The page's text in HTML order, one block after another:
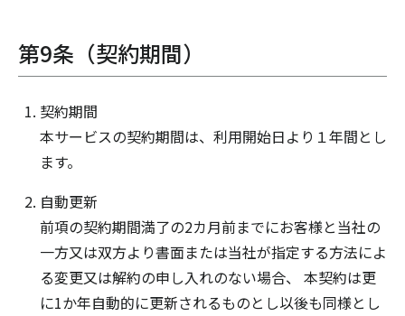
第9条（契約期間）
契約期間
本サービスの契約期間は、利用開始日より１年間とし
ます。
自動更新
前項の契約期間満了の2カ月前までにお客様と当社の
一方又は双方より書面または当社が指定する方法によ
る変更又は解約の申し入れのない場合、 本契約は更
に1か年自動的に更新されるものとし以後も同様とし